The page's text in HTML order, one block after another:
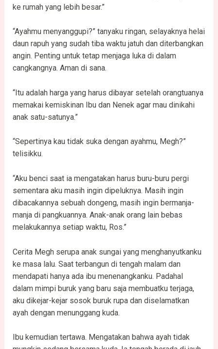
ke rumah yang lebih besar.”
“Ayahmu menyanggupi?” tanyaku ringan, selayaknya helai
daun rapuh yang sudah tiba waktu jatuh dan diterbangkan
angin. Penting untuk tetap menjaga luka di dalam
cangkangnya. Aman di sana.
“Itu adalah harga yang harus dibayar setelah orangtuanya
memakai kemiskinan Ibu dan Nenek agar mau dinikahi
anak satu-satunya.”
“Sepertinya kau tidak suka dengan ayahmu, Megh?”
telisikku.
“Aku benci saat ia mengatakan harus buru-buru pergi
sementara aku masih ingin dipeluknya. Masih ingin
dibacakannya sebuah dongeng, masih ingin bermanja-
manja di pangkuannya. Anak-anak orang lain bebas
melakukannya setiap waktu, Ros.”
Cerita Megh serupa anak sungai yang menghanyutkanku
ke masa lalu. Saat terbangun di tengah malam dan
mendapati hanya ada ibu menenangkanku. Padahal
dalam mimpi buruk yang baru saja membuatku terjaga,
aku dikejar-kejar sosok buruk rupa dan diselamatkan
ayah dengan menunggang kuda.
Ibu kemudian tertawa. Mengatakan bahwa ayah tidak